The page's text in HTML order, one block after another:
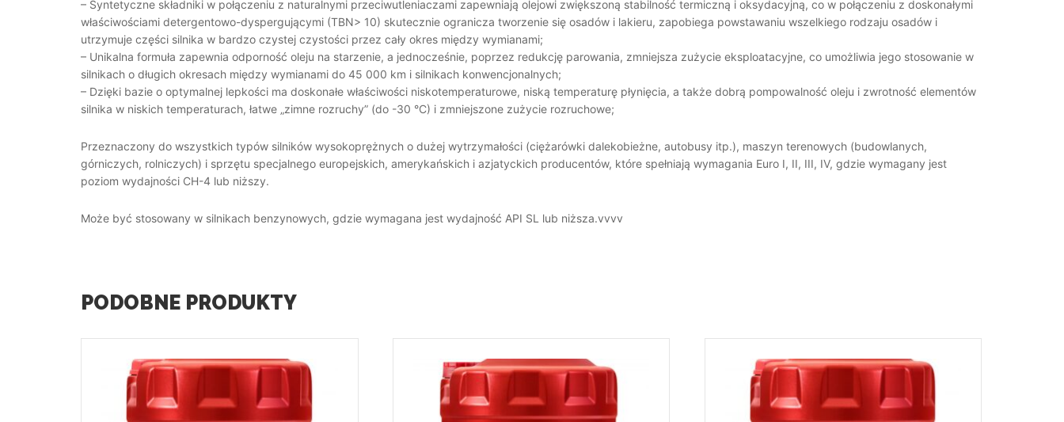
– Syntetyczne składniki w połączeniu z naturalnymi przeciwutleniaczami zapewniają olejowi zwiększoną stabilność termiczną i oksydacyjną, co w połączeniu z doskonałymi
właściwościami detergentowo-dyspergującymi (TBN> 10) skutecznie ogranicza tworzenie się osadów i lakieru, zapobiega powstawaniu wszelkiego rodzaju osadów i
utrzymuje części silnika w bardzo czystej czystości przez cały okres między wymianami;
– Unikalna formuła zapewnia odporność oleju na starzenie, a jednocześnie, poprzez redukcję parowania, zmniejsza zużycie eksploatacyjne, co umożliwia jego stosowanie w
silnikach o długich okresach między wymianami do 45 000 km i silnikach konwencjonalnych;
– Dzięki bazie o optymalnej lepkości ma doskonałe właściwości niskotemperaturowe, niską temperaturę płynięcia, a także dobrą pompowalność oleju i zwrotność elementów
silnika w niskich temperaturach, łatwe „zimne rozruchy” (do -30 °C) i zmniejszone zużycie rozruchowe;
Przeznaczony do wszystkich typów silników wysokoprężnych o dużej wytrzymałości (ciężarówki dalekobieżne, autobusy itp.), maszyn terenowych (budowlanych,
górniczych, rolniczych) i sprzętu specjalnego europejskich, amerykańskich i azjatyckich producentów, które spełniają wymagania Euro I, II, III, IV, gdzie wymagany jest
poziom wydajności CH-4 lub niższy.
Może być stosowany w silnikach benzynowych, gdzie wymagana jest wydajność API SL lub niższa.vvvv
PODOBNE PRODUKTY